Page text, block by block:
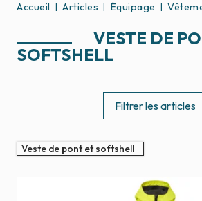
Accueil Articles Équipage
VESTE DE
SOFTSHELL
Filtrer les articles
Veste de pont et softshell